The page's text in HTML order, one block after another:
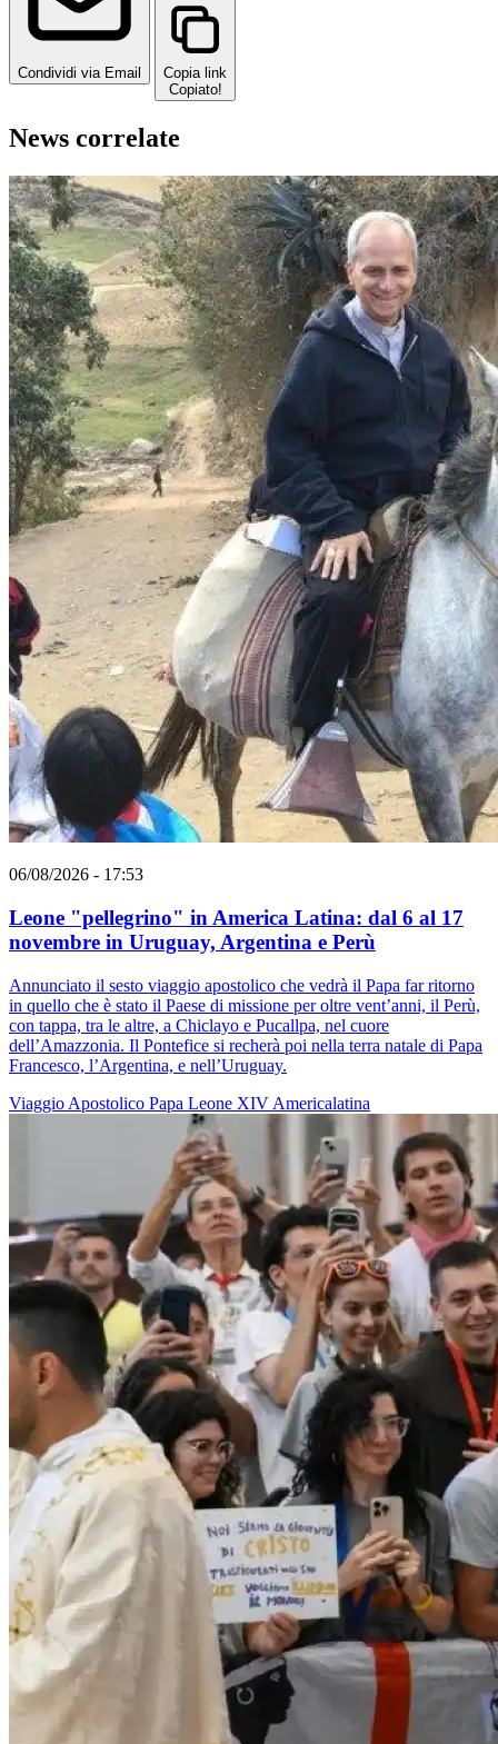
Condividi via Email
Copia link
Copiato!
News correlate
06/08/2026 - 17:53
Leone "pellegrino" in America Latina: dal 6 al 17
novembre in Uruguay, Argentina e Perù
Annunciato il sesto viaggio apostolico che vedrà il Papa far ritorno
in quello che è stato il Paese di missione per oltre vent’anni, il Perù,
con tappa, tra le altre, a Chiclayo e Pucallpa, nel cuore
dell’Amazzonia. Il Pontefice si recherà poi nella terra natale di Papa
Francesco, l’Argentina, e nell’Uruguay.
Viaggio Apostolico Papa Leone XIV Americalatina